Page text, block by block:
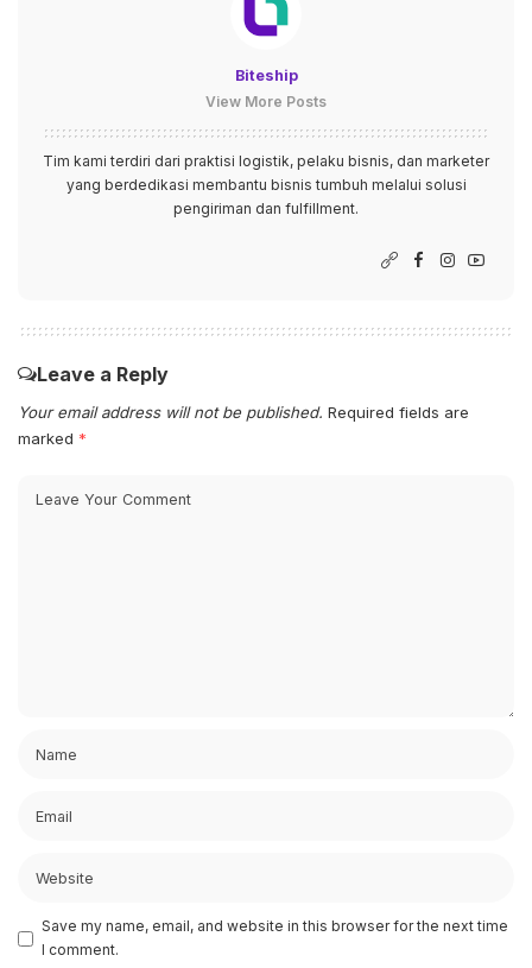
Biteship
View More Posts
Tim kami terdiri dari praktisi logistik, pelaku bisnis, dan marketer
yang berdedikasi membantu bisnis tumbuh melalui solusi
pengiriman dan fulfillment.
Leave a Reply
Your email address will not be published. Required fields are
marked *
Save my name, email, and website in this browser for the next time
I comment.